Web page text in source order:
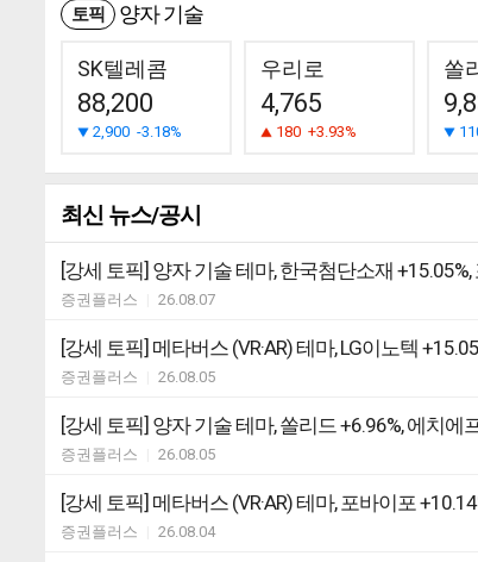
토픽 양자 기술
SK텔레콤
88,200
2,900 -3.18%
우리로
4,765
180 +3.93%
쏠
최신 뉴스/공시
[강세 토픽] 양자 기술 테마, 한국첨단소재 +15.05%,
증권플러스 26.08.07
[강세 토픽] 메타버스 (VR·AR) 테마, LG이노텍
증권플러스 26.08.05
[강세 토픽] 양자 기술 테마, 쏠리드 +6.96%, 에치에
증권플러스 26.08.05
[강세 토픽] 메타버스 (VR·AR) 테마, 포바이포
증권플러스 26.08.04